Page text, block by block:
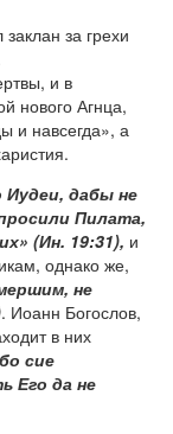
за грехи
и в
нового Агнца,
и навсегда», а
Иудеи, дабы не
Пилата,
(Ин. 19:31), и
однако же,
не
. Иоанн Богослов,
в них
сие
Его да не